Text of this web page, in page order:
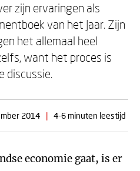
zijn ervaringen als
van het Jaar. Zijn
het allemaal heel
want het proces is
discussie.
2014 | 4-6 minuten leestijd
economie gaat, is er